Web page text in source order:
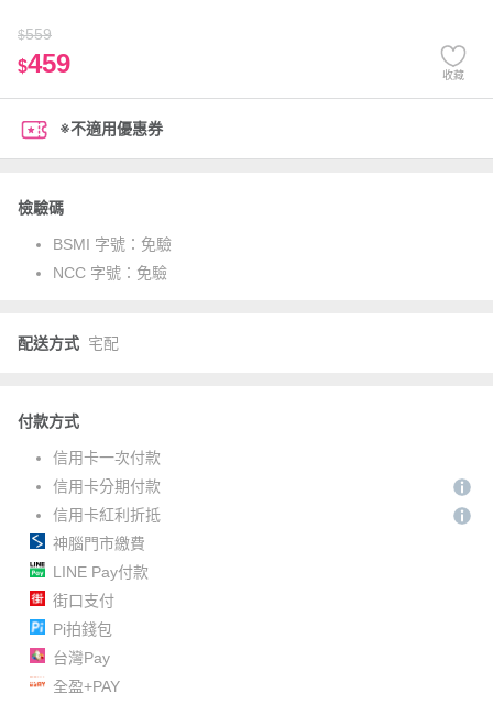
$559
$459 收藏
※不適用優惠券
檢驗碼
BSMI 字號： 免驗
NCC 字號： 免驗
配送方式 宅配
付款方式
信用卡一次付款
信用卡分期付款
信用卡紅利折抵
神腦門市繳費
LINE Pay付款
街口支付
Pi拍錢包
台灣Pay
全盈+PAY